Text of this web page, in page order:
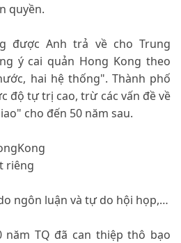
quyền.
được Anh trả về cho Trung
ý cai quản Hong Kong theo
hai hệ thống". Thành phố
độ tự trị cao, trừ các vấn đề về
cho đến 50 năm sau.
riêng
ngôn luận và tự do hội họp,…
năm TQ đã can thiệp thô bạo